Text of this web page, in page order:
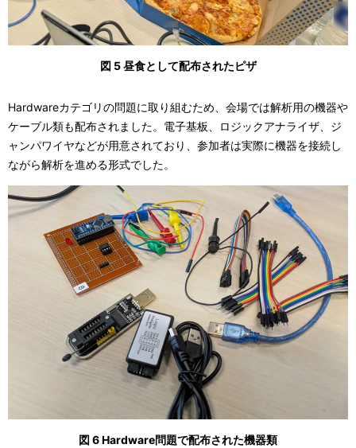
図 5 昼食として配布されたピザ
Hardwareカテゴリの問題に取り組むため、会場では解析用の機器や
ケーブル類も配布されました。電子基板、ロジックアナライザ、ジ
ャンパワイヤなどが用意されており、参加者は実際に機器を接続し
ながら解析を進める形式でした。
図 6 Hardware問題で配布された機器類